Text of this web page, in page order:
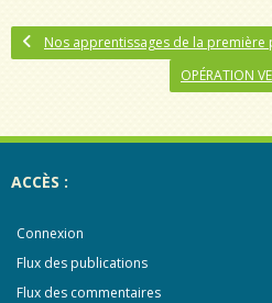
Nos apprentissages de la première
OPÉRATION
ACCÈS :
Connexion
Flux des publications
Flux des commentaires